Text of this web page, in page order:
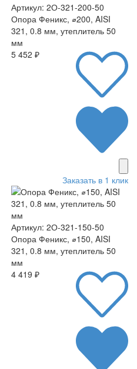
Артикул: 2О-321-200-50
Опора Феникс, ⌀200, AISI
321, 0.8 мм, утеплитель 50
мм
5 452 ₽
Заказать в 1 клик
Артикул: 2О-321-150-50
Опора Феникс, ⌀150, AISI
321, 0.8 мм, утеплитель 50
мм
4 419 ₽